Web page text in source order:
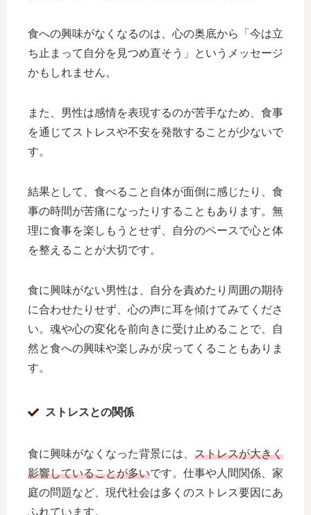
食への興味がなくなるのは、心の奥底から「今は立
ち止まって自分を見つめ直そう」というメッセージ
かもしれません。
また、男性は感情を表現するのが苦手なため、食事
を通じてストレスや不安を発散することが少ないで
す。
結果として、食べること自体が面倒に感じたり、食
事の時間が苦痛になったりすることもあります。無
理に食事を楽しもうとせず、自分のペースで心と体
を整えることが大切です。
食に興味がない男性は、自分を責めたり周囲の期待
に合わせたりせず、心の声に耳を傾けてみてくださ
い。魂や心の変化を前向きに受け止めることで、自
然と食への興味や楽しみが戻ってくることもありま
す。
ストレスとの関係
食に興味がなくなった背景には、 ストレスが大きく
影響していることが多いです。仕事や人間関係、家
庭の問題など、現代社会は多くのストレス要因にあ
ふれています。